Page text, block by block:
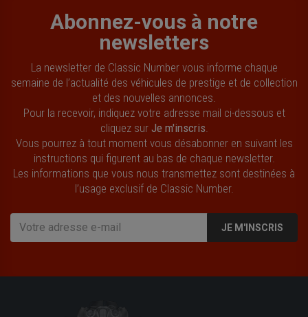
Abonnez-vous à notre
newsletters
La newsletter de Classic Number vous informe chaque
semaine de l’actualité des véhicules de prestige et de collection
et des nouvelles annonces.
Pour la recevoir, indiquez votre adresse mail ci-dessous et
cliquez sur Je m'inscris
Vous pourrez à tout moment vous désabonner en suivant les
instructions qui figurent au bas de chaque newsletter.
Les informations que vous nous transmettez sont destinées à
l’usage exclusif de Classic Number.
JE M'INSCRIS